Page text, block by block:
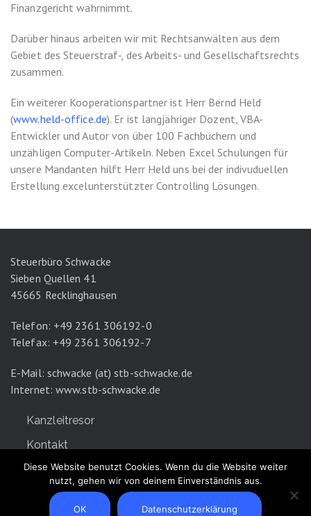
Finanzgericht wahrnimmt.
Darüber hinaus arbeiten wir mit Rechtsanwälten aus dem
Gebiet des Steuerstraf-, des Arbeits- und Gesellschaftsrechts
zusammen.
Ein weiterer Kooperationspartner ist Herr Bernd Held
(www.held-office.de). Er ist langjähriger Dozent, VBA-
Entwickler und Autor von über 100 Fachbüchern und
unzähligen Computer-Artikeln. Neben Excel Schulungen für
unsere Mandanten hilft Herr Held uns bei der indivuduellen
Erstellung excelunterstützter Controlling Lösungen.
Steuerbüro Schwacke
Sieben Quellen 41
45665 Recklinghausen
Telefon: +49 2361 306192-0
Telefax: +49 2361 306192-7
E-Mail: schwacke (at) stb-schwacke.de
Internet: www.stb-schwacke.de
Kanzleitresor
Kontakt
Datenschutz
Impressum
Diese Website benutzt Cookies. Wenn du die Website weiter
nutzt, gehen wir von deinem Einverständnis aus.
OK Datenschutzerklärung